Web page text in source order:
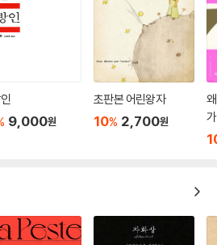
도 않았으며 이따금씩 나를 두려움으로 가
에서 바로 이 같은 사실을 기억해둔다. 우리
삶과는 다른 삶을 살아야 한다. 우리에게 그
해줄 다른 사람의 내면의 목소리를 들어야
살아가야 하고, 이 소설은 그 노래를 우리
〈새들이 비처럼 내린다〉에서 어떤 노래를
서 2021년 7월 26일
서
인 둘을 보자마자 자기 자신을 마리-데네
으로써 과거와 상징적인 결별을 선언한
리는 입맞춤을 통해 감각의 문을 활짝 열어
네주 사이의 대화를 통해 이 두 사람이 관능
키스, 수십억, 수조 개의 애무.”
주 오래 살아야 할 거에요.”
9,000원
초판본 어린왕자
10% 2,700원
가